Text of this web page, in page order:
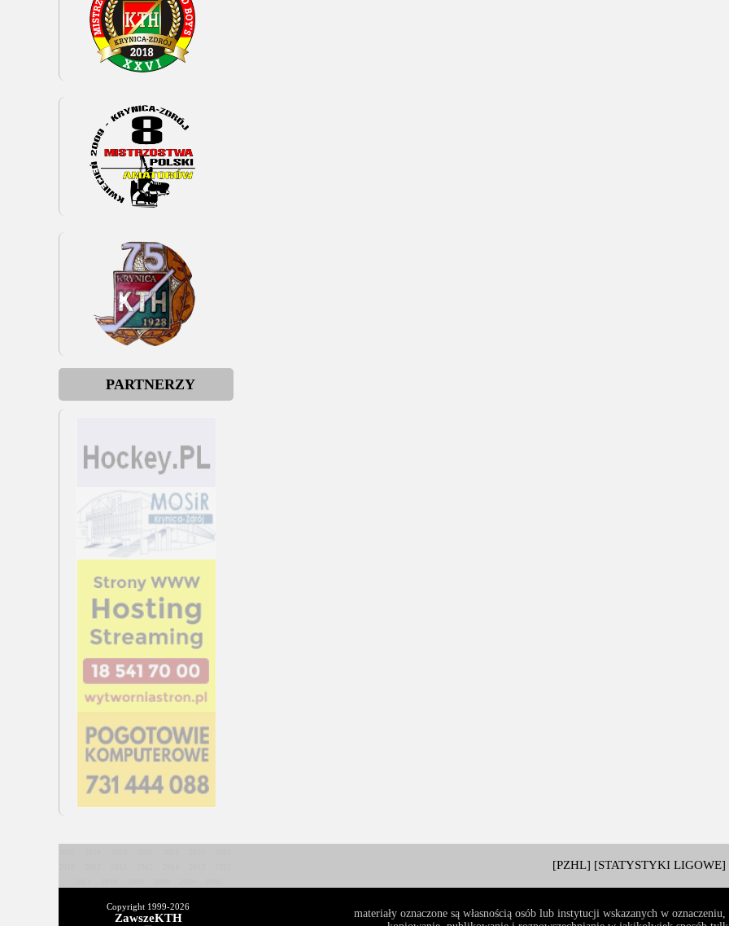
PARTNERZY
[PZHL] [STATYSTYKI LIGOWE]
Copyright 1999-2026
ZawszeKTH
materiały oznaczone są własnością osób lub instytucji wskazanych w